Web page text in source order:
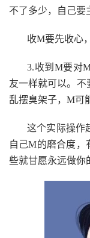
不了多少，自己要
收M要先收心
3.收到M要对
友一样就可以。不
乱摆臭架子，M可
这个实际操作
自己M的磨合度，
些就甘愿永远做你